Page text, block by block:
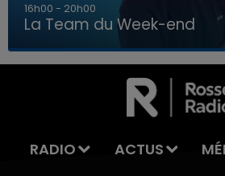
LA TEAM DU WEEK-END
7h00 - 12h00
La Team du Week-end
RADIO ACTUS